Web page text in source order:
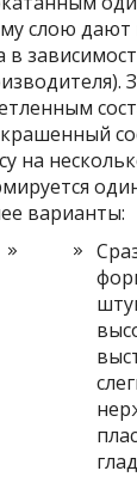
слою дают
в
на
варианты: